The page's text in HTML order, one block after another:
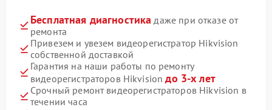
Бесплатная диагностика даже при отказе от
ремонта
Привезем и увезем видеорегистратор Hikvision
собственной доставкой
Гарантия на наши работы по ремонту
видеорегистраторов Hikvisionдо 3-х лет
Срочный ремонт видеорегистраторов Hikvision в
течении часа